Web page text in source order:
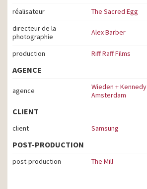
réalisateur
The Sacred Egg
directeur de la
photographie
Alex Barber
production Riff Raff Films
AGENCE
agence
Wieden + Kennedy
Amsterdam
CLIENT
client Samsung
POST-PRODUCTION
post-production The Mill